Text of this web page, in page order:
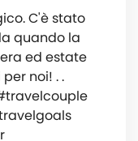
C'è stato
quando la
ed estate
noi! . .